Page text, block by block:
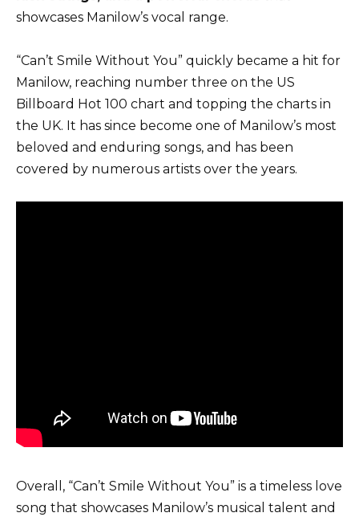
showcases Manilow’s vocal range.
“Can’t Smile Without You” quickly became a hit for
Manilow, reaching number three on the US
Billboard Hot 100 chart and topping the charts in
the UK. It has since become one of Manilow’s most
beloved and enduring songs, and has been
covered by numerous artists over the years.
Overall, “Can’t Smile Without You” is a timeless love
song that showcases Manilow’s musical talent and